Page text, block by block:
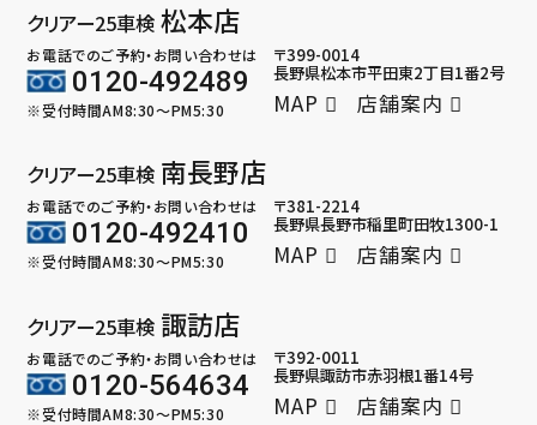
クリアー25車検 松本店
お電話でのご予約・お問い合わせは
0120-492489
※受付時間AM8:30～PM5:30
〒399-0014
長野県松本市平田東2丁目1番2号
MAP 店舗案内
クリアー25車検 南長野店
お電話でのご予約・お問い合わせは
0120-492410
※受付時間AM8:30～PM5:30
〒381-2214
長野県長野市稲里町田牧1300-1
MAP 店舗案内
クリアー25車検 諏訪店
お電話でのご予約・お問い合わせは
0120-564634
※受付時間AM8:30～PM5:30
〒392-0011
長野県諏訪市赤羽根1番14号
MAP 店舗案内